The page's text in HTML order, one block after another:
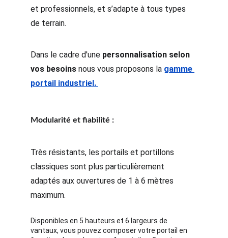
et professionnels, et s’adapte à tous types
de terrain.
Dans le cadre d'une personnalisation selon
vos besoins nous vous proposons la gamme
portail industriel.
Modularité et fiabilité :
Très résistants, les portails et portillons
classiques sont plus particulièrement
adaptés aux ouvertures de 1 à 6 mètres
maximum.
Disponibles en 5 hauteurs et 6 largeurs de
vantaux, vous pouvez composer votre portail en